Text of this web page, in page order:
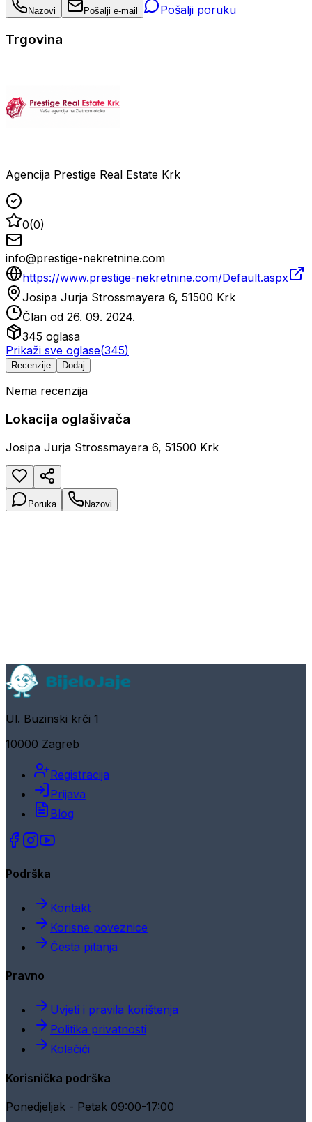
Nazovi Pošalji e-mail Pošalji poruku
Trgovina
Agencija Prestige Real Estate Krk
0(0)
info@prestige-nekretnine.com
https://www.prestige-nekretnine.com/Default.aspx
Josipa Jurja Strossmayera 6, 51500 Krk
Član od 26. 09. 2024.
345 oglasa
Prikaži sve oglase(345)
Recenzije Dodaj
Nema recenzija
Lokacija oglašivača
Josipa Jurja Strossmayera 6, 51500 Krk
Poruka Nazovi
Ul. Buzinski krči 1
10000 Zagreb
Registracija
Prijava
Blog
Podrška
Kontakt
Korisne poveznice
Česta pitanja
Pravno
Uvjeti i pravila korištenja
Politika privatnosti
Kolačići
Korisnička podrška
Ponedjeljak - Petak 09:00-17:00